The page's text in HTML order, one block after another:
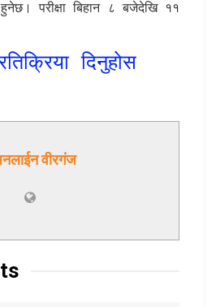
परीक्षा बिहान ८ बजेदेखि ११
दिनुहोस
वीरगंज